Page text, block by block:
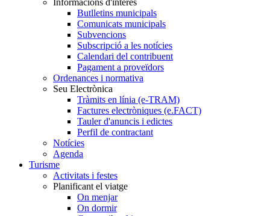
Informacions d'interès
Butlletins municipals
Comunicats municipals
Subvencions
Subscripció a les notícies
Calendari del contribuent
Pagament a proveïdors
Ordenances i normativa
Seu Electrònica
Tràmits en línia (e-TRAM)
Factures electròniques (e.FACT)
Tauler d'anuncis i edictes
Perfil de contractant
Notícies
Agenda
Turisme
Activitats i festes
Planificant el viatge
On menjar
On dormir